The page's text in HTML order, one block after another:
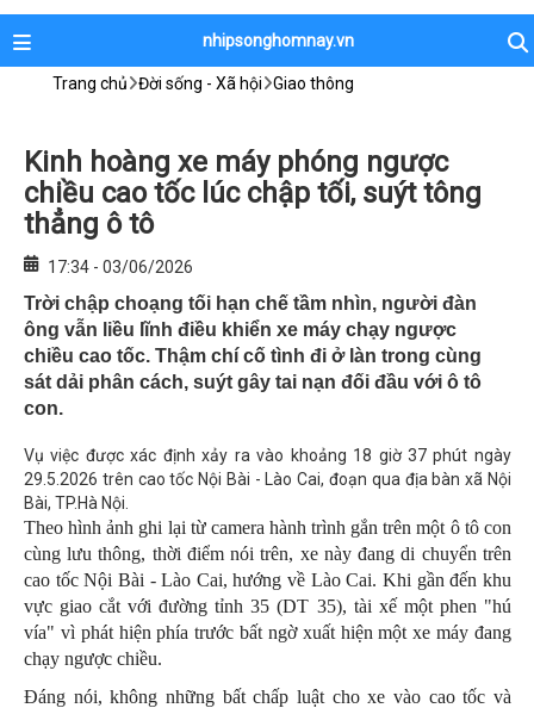
nhipsonghomnay.vn
Trang chủ Đời sống - Xã hội Giao thông
Kinh hoàng xe máy phóng ngược
chiều cao tốc lúc chập tối, suýt tông
thẳng ô tô
17:34 - 03/06/2026
Trời chập choạng tối hạn chế tầm nhìn, người đàn
ông vẫn liều lĩnh điều khiển xe máy chạy ngược
chiều cao tốc. Thậm chí cố tình đi ở làn trong cùng
sát dải phân cách, suýt gây tai nạn đối đầu với ô tô
con.
Vụ việc được xác định xảy ra vào khoảng 18 giờ 37 phút ngày
29.5.2026 trên cao tốc Nội Bài - Lào Cai, đoạn qua địa bàn xã Nội
Bài, TP.Hà Nội.
Theo hình ảnh ghi lại từ camera hành trình gắn trên một ô tô con
cùng lưu thông, thời điểm nói trên, xe này đang di chuyển trên
cao tốc Nội Bài - Lào Cai, hướng về Lào Cai. Khi gần đến khu
vực giao cắt với đường tỉnh 35 (DT 35), tài xế một phen "hú
vía" vì phát hiện phía trước bất ngờ xuất hiện một xe máy đang
chạy ngược chiều.
Đáng nói, không những bất chấp luật cho xe vào cao tốc và